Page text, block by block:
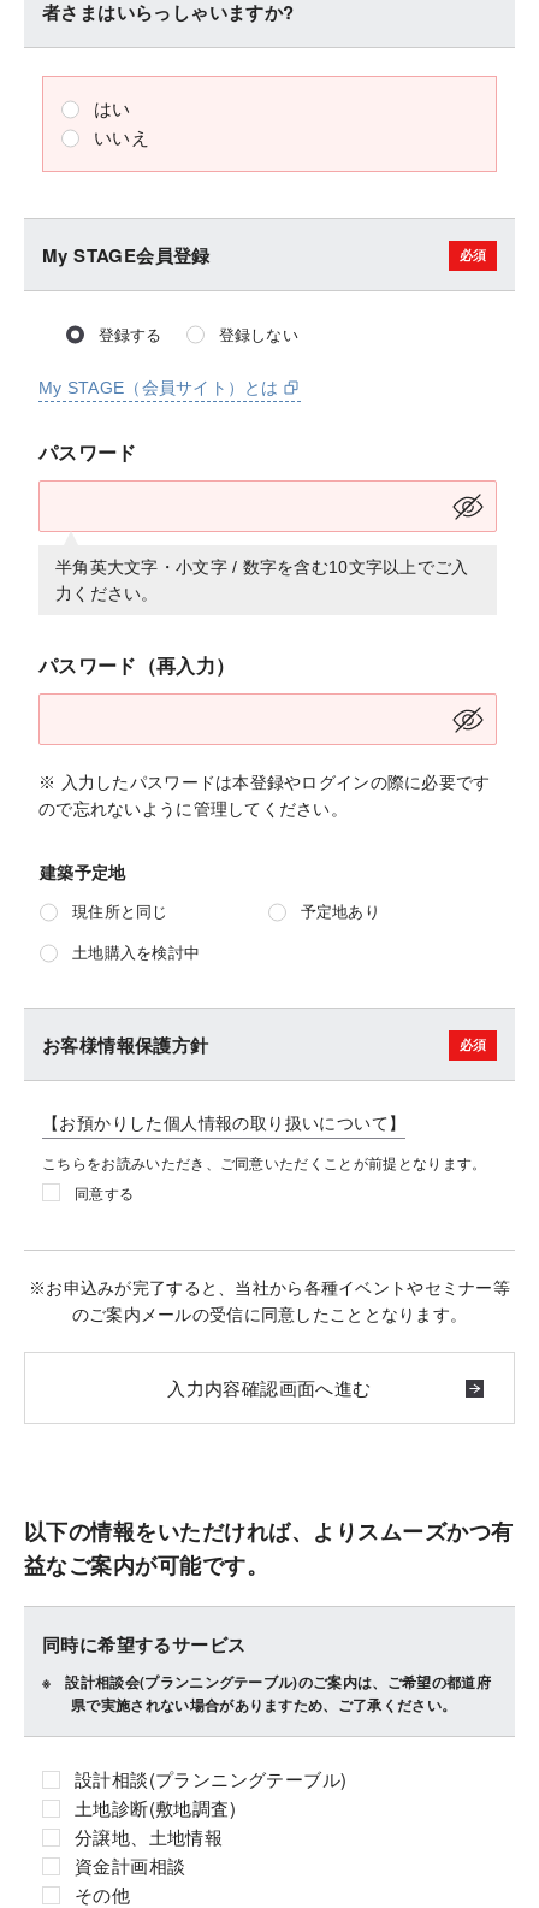
者さまはいらっしゃいますか?
はい
いいえ
My STAGE会員登録
登録する 登録しない
My STAGE（会員サイト）とは
パスワード
半角英大文字・小文字 / 数字を含む10文字以上でご入
力ください。
パスワード（再入力）
※ 入力したパスワードは本登録やログインの際に必要です
ので忘れないように管理してください。
建築予定地
現住所と同じ 予定地あり
土地購入を検討中
お客様情報保護方針
【お預かりした個人情報の取り扱いについて】
こちらをお読みいただき、ご同意いただくことが前提となります。
同意する
※お申込みが完了すると、当社から各種イベントやセミナー等
のご案内メールの受信に同意したこととなります。
以下の情報をいただければ、よりスムーズかつ有
益なご案内が可能です。
同時に希望するサービス
設計相談会(プランニングテーブル)のご案内は、ご希望の都道府
県で実施されない場合がありますため、ご了承ください。
設計相談(プランニングテーブル)
土地診断(敷地調査)
分譲地、土地情報
資金計画相談
その他